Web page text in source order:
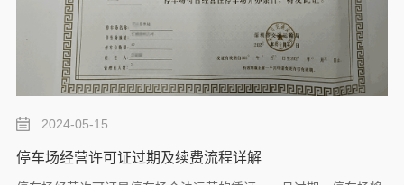
2024-05-15
停车场经营许可证过期及续费流程详解